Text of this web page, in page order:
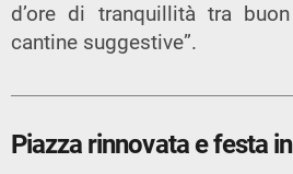
d’ore di tranquillità tra
cantine suggestive”.
Piazza rinnovata e festa